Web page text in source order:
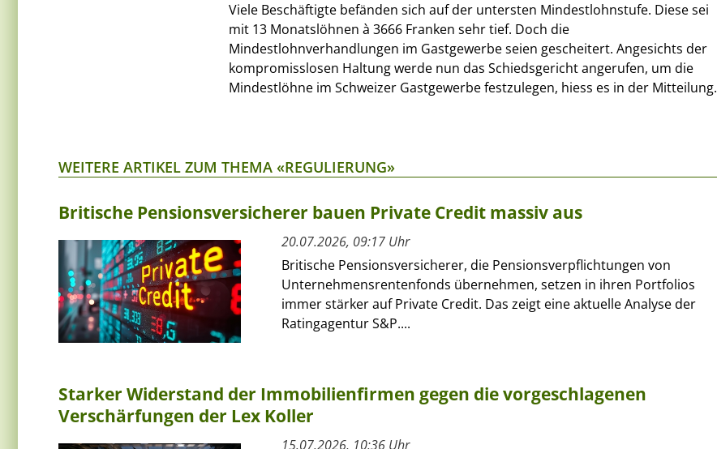
Viele Beschäftigte befänden sich auf der untersten Mindestlohnstufe. Diese sei
mit 13 Monatslöhnen à 3666 Franken sehr tief. Doch die
Mindestlohnverhandlungen im Gastgewerbe seien gescheitert. Angesichts der
kompromisslosen Haltung werde nun das Schiedsgericht angerufen, um die
Mindestlöhne im Schweizer Gastgewerbe festzulegen, hiess es in der Mitteilung.
WEITERE ARTIKEL ZUM THEMA «REGULIERUNG»
Britische Pensionsversicherer bauen Private Credit massiv aus
20.07.2026, 09:17 Uhr
Britische Pensionsversicherer, die Pensionsverpflichtungen von
Unternehmensrentenfonds übernehmen, setzen in ihren Portfolios
immer stärker auf Private Credit. Das zeigt eine aktuelle Analyse der
Ratingagentur S&P....
Starker Widerstand der Immobilienfirmen gegen die vorgeschlagenen
Verschärfungen der Lex Koller
15.07.2026, 10:36 Uhr